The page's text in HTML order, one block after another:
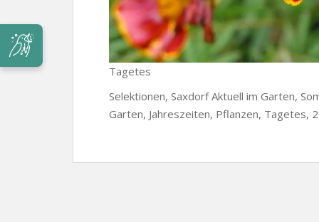
Tagetes
Selektionen, Saxdorf Aktuell im Garten,
Garten, Jahreszeiten, Pflanzen, Tagetes,